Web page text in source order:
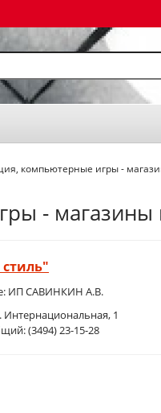
компьютерные игры -
-
ИП САВИНКИН А.В.
Интернациональная, 1
(3494) 23-15-28